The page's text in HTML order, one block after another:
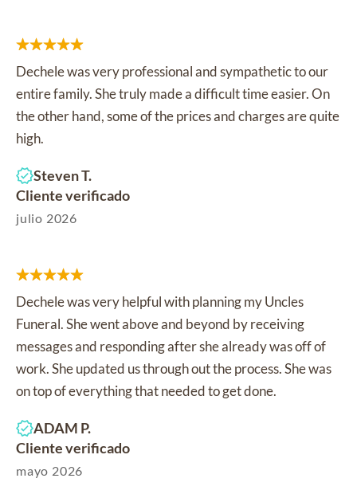
Dechele was very professional and sympathetic to our
entire family. She truly made a difficult time easier. On
the other hand, some of the prices and charges are quite
high.
Steven T.
Cliente verificado
julio 2026
Dechele was very helpful with planning my Uncles
Funeral. She went above and beyond by receiving
messages and responding after she already was off of
work. She updated us through out the process. She was
on top of everything that needed to get done.
ADAM P.
Cliente verificado
mayo 2026